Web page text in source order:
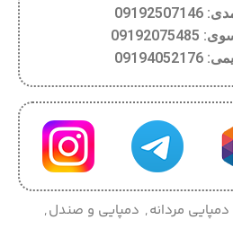
دمپایی مردانه, دمپایی و صندل,